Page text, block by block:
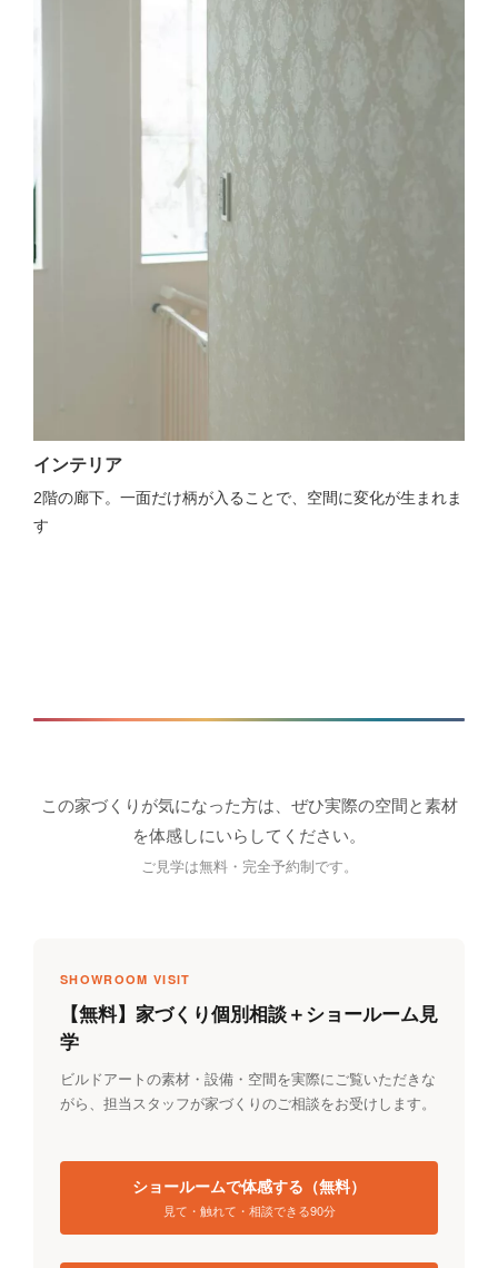
インテリア
2階の廊下。一面だけ柄が入ることで、空間に変化が生まれま
す
この家づくりが気になった方は、ぜひ実際の空間と素材
を体感しにいらしてください。
ご見学は無料・完全予約制です。
SHOWROOM VISIT
【無料】家づくり個別相談＋ショールーム見
学
ビルドアートの素材・設備・空間を実際にご覧いただきな
がら、担当スタッフが家づくりのご相談をお受けします。
ショールームで体感する（無料）
見て・触れて・相談できる90分